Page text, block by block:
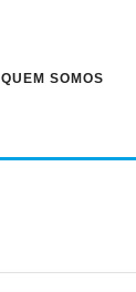
QUEM SOMOS